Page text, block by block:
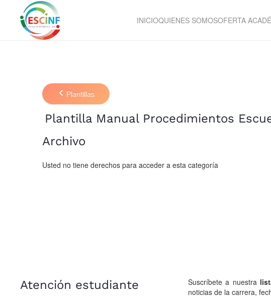
Skip to main content
INICIOQUIENES SOMOSOFERTA
Plantillas
Plantilla Manual Procedimientos
Archivo
Usted no tiene derechos para acceder a esta categoría
Atención estudiante Suscríbete a nuestra
noticias de la carrera,